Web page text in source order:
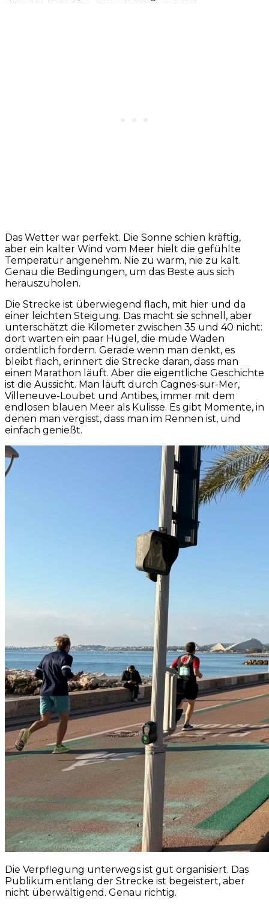
Das Wetter war perfekt. Die Sonne schien kräftig,
aber ein kalter Wind vom Meer hielt die gefühlte
Temperatur angenehm. Nie zu warm, nie zu kalt.
Genau die Bedingungen, um das Beste aus sich
herauszuholen.
Die Strecke ist überwiegend flach, mit hier und da
einer leichten Steigung. Das macht sie schnell, aber
unterschätzt die Kilometer zwischen 35 und 40 nicht:
dort warten ein paar Hügel, die müde Waden
ordentlich fordern. Gerade wenn man denkt, es
bleibt flach, erinnert die Strecke daran, dass man
einen Marathon läuft. Aber die eigentliche Geschichte
ist die Aussicht. Man läuft durch Cagnes-sur-Mer,
Villeneuve-Loubet und Antibes, immer mit dem
endlosen blauen Meer als Kulisse. Es gibt Momente, in
denen man vergisst, dass man im Rennen ist, und
einfach genießt.
Die Verpflegung unterwegs ist gut organisiert. Das
Publikum entlang der Strecke ist begeistert, aber
nicht überwältigend. Genau richtig.